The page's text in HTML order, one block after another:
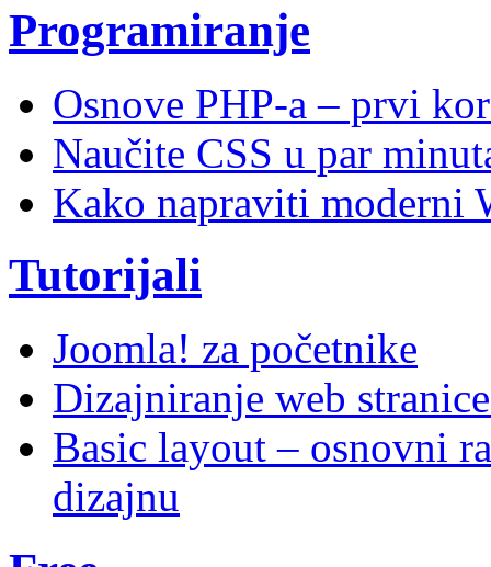
Programiranje
Osnove PHP-a – prvi
Naučite CSS u par
Kako napraviti moderni
Tutorijali
Joomla! za početnike
Dizajniranje web
Basic layout – osnovni
dizajnu